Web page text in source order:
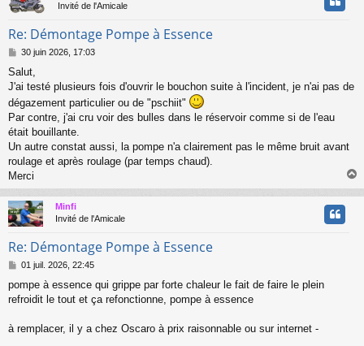
Invité de l'Amicale
Re: Démontage Pompe à Essence
M
s
s
a
g
e
30 juin 2026, 17:03
Salut,
J'ai testé plusieurs fois d'ouvrir le bouchon suite à l'incident, je n'ai pas de
dégazement particulier ou de "pschiit"
Par contre, j'ai cru voir des bulles dans le réservoir comme si de l'eau
était bouillante.
Un autre constat aussi, la pompe n'a clairement pas le même bruit avant
roulage et après roulage (par temps chaud).
Merci
a
u
Minfi
Invité de l'Amicale
Re: Démontage Pompe à Essence
M
s
s
g
01 juil. 2026, 22:45
pompe à essence qui grippe par forte chaleur le fait de faire le plein
refroidit le tout et ça refonctionne, pompe à essence
à remplacer, il y a chez Oscaro à prix raisonnable ou sur internet -